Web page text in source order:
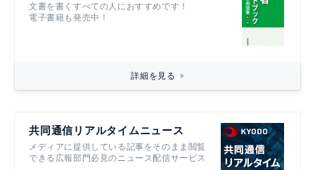
文書を書くすべての人におすすめです！
電子書籍も発売中！
詳細を見る
共同通信リアルタイムニュース
メディアに提供している記事をそのまま閲覧
できる広報部門必見のニュース配信サービス